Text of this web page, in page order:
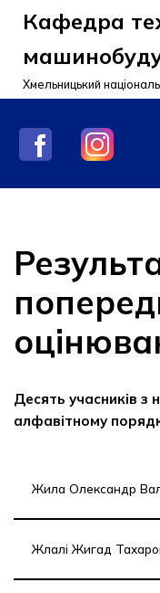
Перейти
вмісту
Кафедра
Хмельницький
Десять учасників
алфавітному
Жила Олександр
Жлалі Жигад